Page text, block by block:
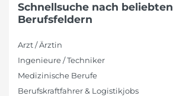
Schnellsuche nach beliebten
Berufsfeldern
Arzt / Ärztin
Ingenieure / Techniker
Medizinische Berufe
Berufskraftfahrer & Logistikjobs